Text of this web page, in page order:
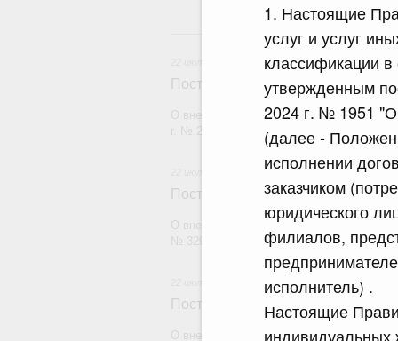
1. Настоящие
услуг и услуг
классификации
утвержденным
2024 г. № 1951
(далее -
исполнении
заказчиком
юридического
филиалов,
исполнитель) .
Настоящие
индивидуальных
Постановление Правительства
О внесении изменений в постановление
Постановление Правительства
О внесении изменения в постановление
Постановление Правительства
О внесении изменений в некоторые